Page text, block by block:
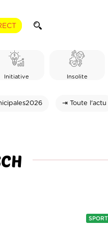
Initiative Insolite
⇥ Toute l'actu
SPORT